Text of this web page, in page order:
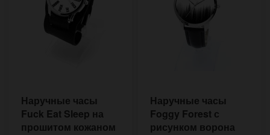
Наручные часы
Fuck Eat Sleep на
прошитом кожаном
Наручные часы
Foggy Forest с
рисунком ворона